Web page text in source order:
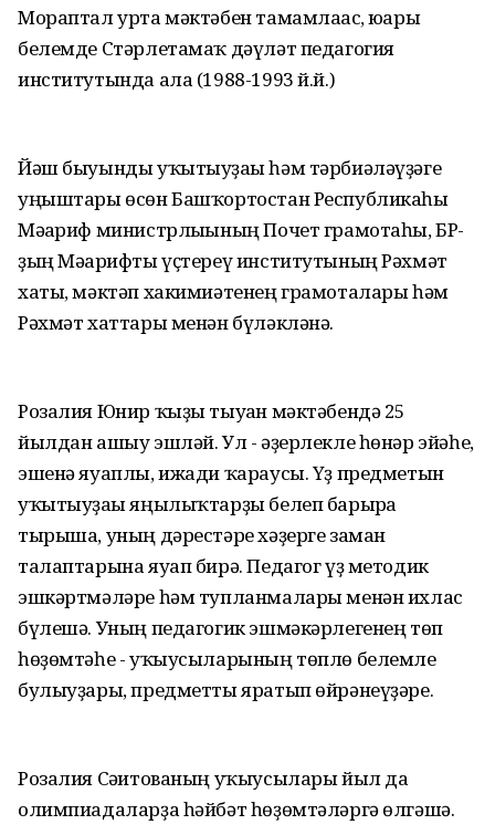
Мораптал урта мәктәбен тамамлағас, юғары
белемде Стәрлетамаҡ дәүләт педагогия
институтында ала (1988-1993 й.й.)
Йәш быуынды уҡытыуҙағы һәм тәрбиәләүҙәге
уңыштары өсөн Башҡортостан Республикаһы
Мәғариф министрлығының Почет грамотаһы, БР-
ҙың Мәғарифты үҫтереү институтының Рәхмәт
хаты, мәктәп хакимиәтенең грамоталары һәм
Рәхмәт хаттары менән бүләкләнә.
Розалия Юнир ҡыҙы тыуған мәктәбендә 25
йылдан ашыу эшләй. Ул - әҙерлекле һөнәр эйәһе,
эшенә яуаплы, ижади ҡараусы. Үҙ предметын
уҡытыуҙағы яңылыҡтарҙы белеп барырға
тырыша, уның дәрестәре хәҙерге заман
талаптарына яуап бирә. Педагог үҙ методик
эшкәртмәләре һәм тупланмалары менән ихлас
бүлешә. Уның педагогик эшмәкәрлегенең төп
һөҙөмтәһе - уҡыусыларының төплө белемле
булыуҙары, предметты яратып өйрәнеүҙәре.
Розалия Сәғитованың уҡыусылары йыл да
олимпиадаларҙа һәйбәт һөҙөмтәләргә өлгәшә.